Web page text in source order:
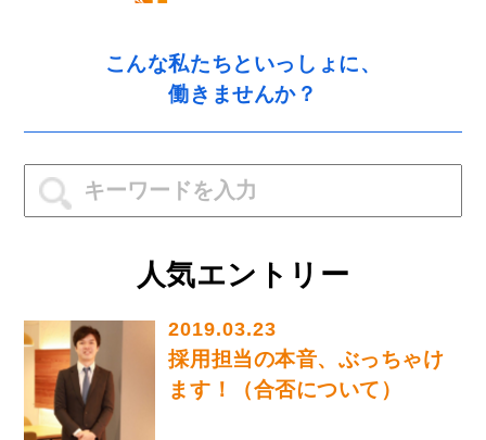
こんな私たちといっしょに、
働きませんか？
人気エントリー
2019.03.23
採用担当の本音、ぶっちゃけ
ます！（合否について）